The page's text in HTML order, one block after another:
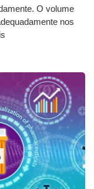
O volume
nos